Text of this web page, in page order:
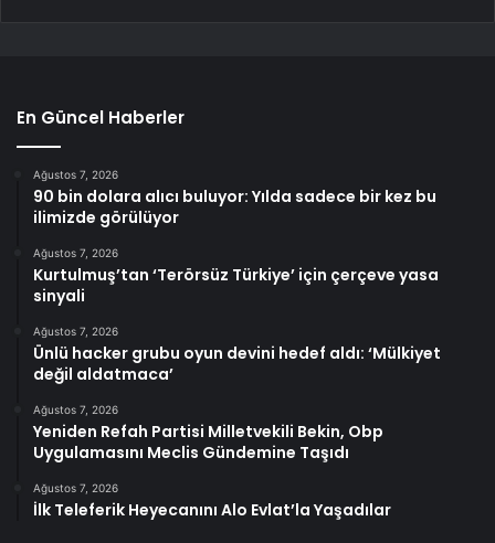
En Güncel Haberler
Ağustos 7, 2026
90 bin dolara alıcı buluyor: Yılda sadece bir kez bu
ilimizde görülüyor
Ağustos 7, 2026
Kurtulmuş’tan ‘Terörsüz Türkiye’ için çerçeve yasa
sinyali
Ağustos 7, 2026
Ünlü hacker grubu oyun devini hedef aldı: ‘Mülkiyet
değil aldatmaca’
Ağustos 7, 2026
Yeniden Refah Partisi Milletvekili Bekin, Obp
Uygulamasını Meclis Gündemine Taşıdı
Ağustos 7, 2026
İlk Teleferik Heyecanını Alo Evlat’la Yaşadılar